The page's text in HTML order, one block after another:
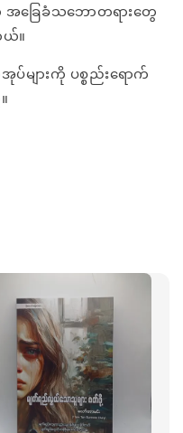
အခြေခံသဘောတရားတွေ
။
များကို ပစ္စည်းရောက်